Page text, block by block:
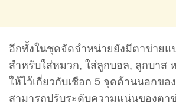
อีกทั้งในชุดจัดจำหน่ายยังมีตาข่ายแ
สำหรับใส่หมวก, ใส่ลูกบอล, ลูกบาส
ให้ไว้เกี่ยวกับเชือก 5 จุดด้านนอกขอ
สามารถปรับระดับความแน่นของตา